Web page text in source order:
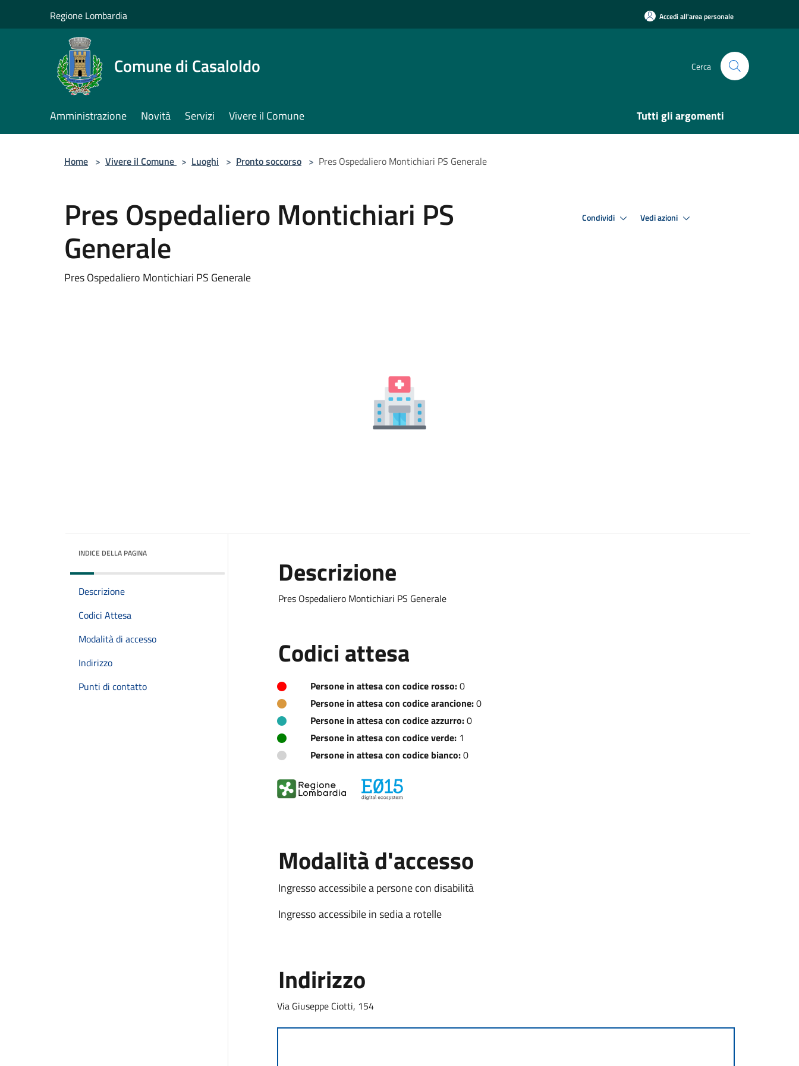
Regione Lombardia Accedi all'area personale
Comune di Casaloldo Cerca
Amministrazione Novità Servizi Vivere il Comune Tutti gli argomenti
Home > Vivere il Comune > Luoghi > Pronto soccorso > Pres Ospedaliero Montichiari PS Generale
Pres Ospedaliero Montichiari PS
Generale
Pres Ospedaliero Montichiari PS Generale
Condividi Vedi azioni
INDICE DELLA PAGINA
Descrizione
Codici Attesa
Modalità di accesso
Indirizzo
Punti di contatto
Descrizione
Pres Ospedaliero Montichiari PS Generale
Codici attesa
Persone in attesa con codice rosso:0
Persone in attesa con codice arancione:0
Persone in attesa con codice azzurro:0
Persone in attesa con codice verde:1
Persone in attesa con codice bianco:0
Modalità d'accesso
Ingresso accessibile a persone con disabilità
Ingresso accessibile in sedia a rotelle
Indirizzo
Via Giuseppe Ciotti, 154